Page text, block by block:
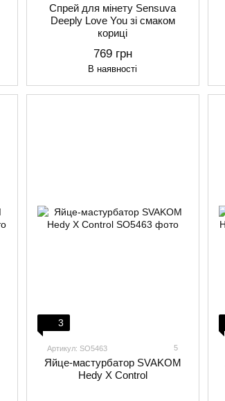
Спрей для мінету Sensuva
Deeply Love You зі смаком
кориці
769 грн
В наявності
3
Артикул: SO5463 5
Яйце-мастурбатор SVAKOM
Hedy X Control